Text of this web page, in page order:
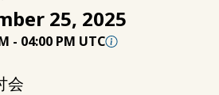
25, 2025
- 04:00 PM UTC
会